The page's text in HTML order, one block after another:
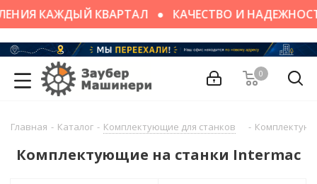
КАЖДЫЙ КВАРТАЛ КАЧЕСТВО И
0
Главная - Каталог - Комплектующие для станков -
Комплектующие на станки Intermac